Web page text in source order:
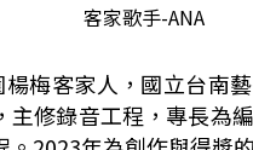
客家歌手-ANA
楊梅客家人，國立台南
主修錄音工程，專長為